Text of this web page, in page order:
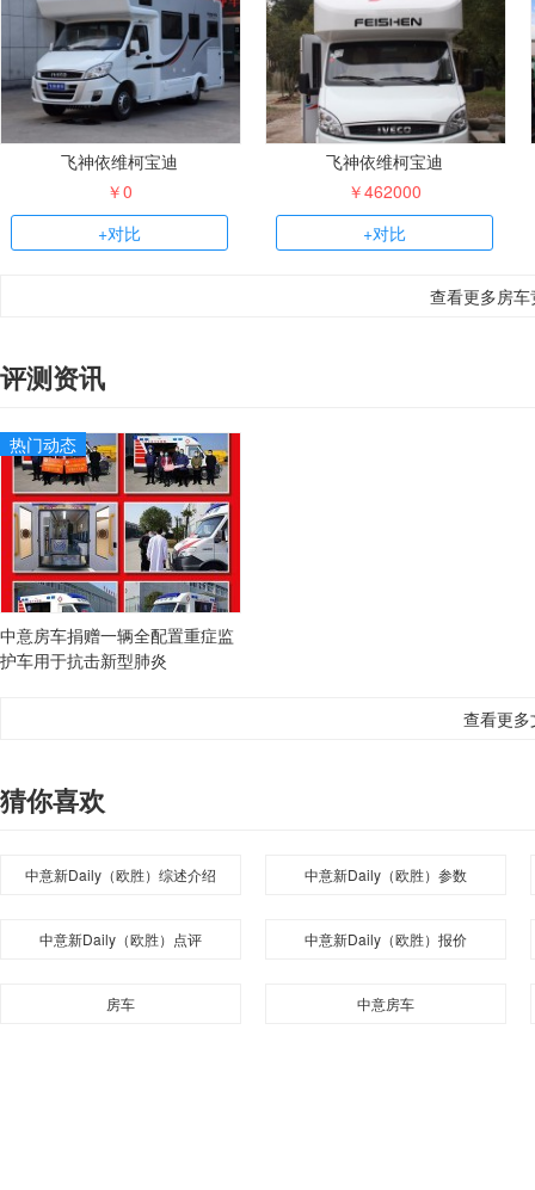
飞神依维柯宝迪
￥0
+对比
飞神依维柯宝迪
￥462000
+对比
查看更多房
评测资讯
热门动态
中意房车捐赠一辆全配置重症监
护车用于抗击新型肺炎
查看更多
猜你喜欢
中意新Daily（欧胜）综述介绍 中意新Daily（欧胜）参数
中意新Daily（欧胜）点评 中意新Daily（欧胜）报价
房车 中意房车